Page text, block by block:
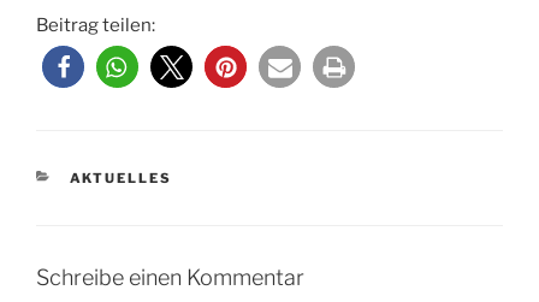
Beitrag teilen:
KATEGORIEN
AKTUELLES
Schreibe einen Kommentar